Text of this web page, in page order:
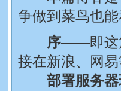
争做到菜鸟也
序——即这
接在新浪、网
部署服务